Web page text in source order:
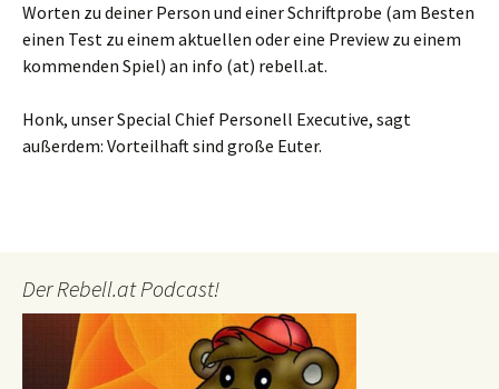
Worten zu deiner Person und einer Schriftprobe (am Besten
einen Test zu einem aktuellen oder eine Preview zu einem
kommenden Spiel) an info (at) rebell.at.
Honk, unser Special Chief Personell Executive, sagt
außerdem: Vorteilhaft sind große Euter.
Der Rebell.at Podcast!